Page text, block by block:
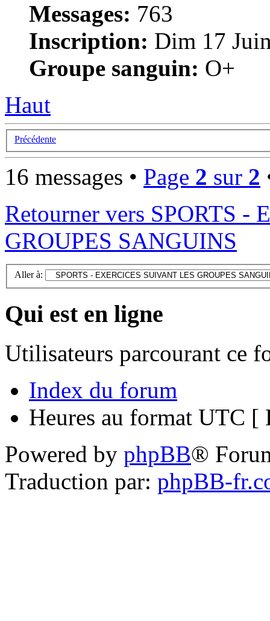
Messages: 763
Inscription: Dim 17
Groupe sanguin: O+
Haut
Précédente
16 messages • Page 2 sur 2
Retourner vers SPORTS -
GROUPES SANGUINS
Aller à:
Qui est en ligne
Utilisateurs parcourant ce
Index du forum
Heures au format UTC [
Powered by phpBB®
Traduction par: phpBB-